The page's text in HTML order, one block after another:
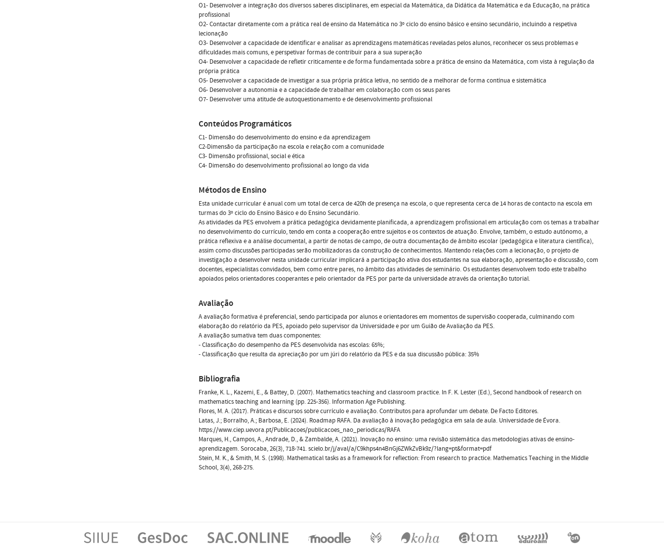
O1- Desenvolver a integração dos diversos saberes disciplinares, em especial da Matemática, da Didática da Matemática e da Educação, na prática
profissional
O2- Contactar diretamente com a prática real de ensino da Matemática no 3º ciclo do ensino básico e ensino secundário, incluindo a respetiva
lecionação
O3- Desenvolver a capacidade de identificar e analisar as aprendizagens matemáticas reveladas pelos alunos, reconhecer os seus problemas e
dificuldades mais comuns, e perspetivar formas de contribuir para a sua superação
O4- Desenvolver a capacidade de refletir criticamente e de forma fundamentada sobre a prática de ensino da Matemática, com vista à regulação da
própria prática
O5- Desenvolver a capacidade de investigar a sua própria prática letiva, no sentido de a melhorar de forma contínua e sistemática
O6- Desenvolver a autonomia e a capacidade de trabalhar em colaboração com os seus pares
O7- Desenvolver uma atitude de autoquestionamento e de desenvolvimento profissional
Conteúdos Programáticos
C1- Dimensão do desenvolvimento do ensino e da aprendizagem
C2-Dimensão da participação na escola e relação com a comunidade
C3- Dimensão profissional, social e ética
C4- Dimensão do desenvolvimento profissional ao longo da vida
Métodos de Ensino
Esta unidade curricular é anual com um total de cerca de 420h de presença na escola, o que representa cerca de 14 horas de contacto na escola em
turmas do 3º ciclo do Ensino Básico e do Ensino Secundário.
As atividades da PES envolvem a prática pedagógica devidamente planificada, a aprendizagem profissional em articulação com os temas a trabalhar
no desenvolvimento do currículo, tendo em conta a cooperação entre sujeitos e os contextos de atuação. Envolve, também, o estudo autónomo, a
prática reflexiva e a análise documental, a partir de notas de campo, de outra documentação de âmbito escolar (pedagógica e literatura científica),
assim como discussões participadas serão mobilizadoras da construção de conhecimentos. Mantendo relações com a lecionação, o projeto de
investigação a desenvolver nesta unidade curricular implicará a participação ativa dos estudantes na sua elaboração, apresentação e discussão, com
docentes, especialistas convidados, bem como entre pares, no âmbito das atividades de seminário. Os estudantes desenvolvem todo este trabalho
apoiados pelos orientadores cooperantes e pelo orientador da PES por parte da universidade através da orientação tutorial.
Avaliação
A avaliação formativa é preferencial, sendo participada por alunos e orientadores em momentos de supervisão cooperada, culminando com
elaboração do relatório da PES, apoiado pelo supervisor da Universidade e por um Guião de Avaliação da PES.
A avaliação sumativa tem duas componentes:
- Classificação do desempenho da PES desenvolvida nas escolas: 65%;
- Classificação que resulta da apreciação por um júri do relatório da PES e da sua discussão pública: 35%
Bibliografia
Franke, K. L., Kazemi, E., & Battey, D. (2007). Mathematics teaching and classroom practice. In F. K. Lester (Ed.), Second handbook of research on
mathematics teaching and learning (pp. 225-356). Information Age Publishing.
Flores, M. A. (2017). Práticas e discursos sobre currículo e avaliação. Contributos para aprofundar um debate. De Facto Editores.
Latas, J.; Borralho, A.; Barbosa, E. (2024). Roadmap RAFA. Da avaliação à inovação pedagógica em sala de aula. Universidade de Évora.
https://www.ciep.uevora.pt/Publicacoes/publicacoes_nao_periodicas/RAFA
Marques, H., Campos, A., Andrade, D., & Zambalde, A. (2021). Inovação no ensino: uma revisão sistemática das metodologias ativas de ensino-
aprendizagem. Sorocaba, 26(3), 718-741. scielo.br/j/aval/a/C9khps4n4BnGj6ZWkZvBk9z/?lang=pt&format=pdf
Stein, M. K., & Smith, M. S. (1998). Mathematical tasks as a framework for reflection: From research to practice. Mathematics Teaching in the Middle
School, 3(4), 268-275.